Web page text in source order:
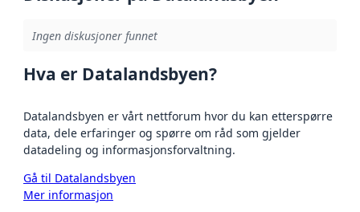
Ingen diskusjoner funnet
Hva er Datalandsbyen?
Datalandsbyen er vårt nettforum hvor du kan etterspørre
data, dele erfaringer og spørre om råd som gjelder
datadeling og informasjonsforvaltning.
Gå til Datalandsbyen
Mer informasjon